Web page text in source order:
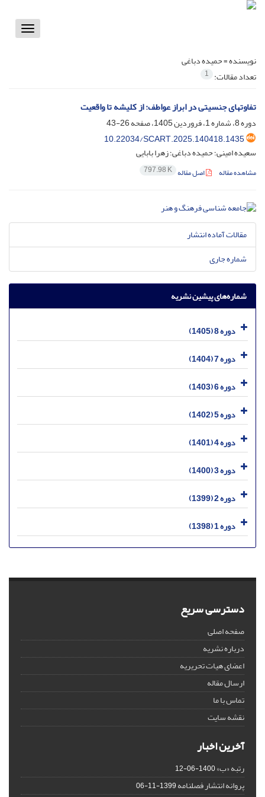
Toggle
نویسنده =حمیده دباغی
تعداد مقالات: 1
تفاوتهای جنسیتی در ابراز عواطف: از کلیشه تا واقعیت
دوره 8، شماره 1، فروردین 1405، صفحه
26-43
10.22034/SCART.2025.140418.1435
سعیده امینی؛ حمیده دباغی؛ زهرا بابایی
مشاهده مقاله اصل مقاله 797.98 K
مقالات آماده انتشار
شماره جاری
شماره‌های پیشین نشریه
دوره 8 (1405)
دوره 7 (1404)
دوره 6 (1403)
دوره 5 (1402)
دوره 4 (1401)
دوره 3 (1400)
دوره 2 (1399)
دوره 1 (1398)
دسترسی سریع
صفحه اصلی
درباره نشریه
اعضای هیات تحریریه
ارسال مقاله
تماس با ما
نقشه سایت
آخرین اخبار
رتبه «ب»1400-06-12
پروانه انتشار فصلنامه1399-11-06